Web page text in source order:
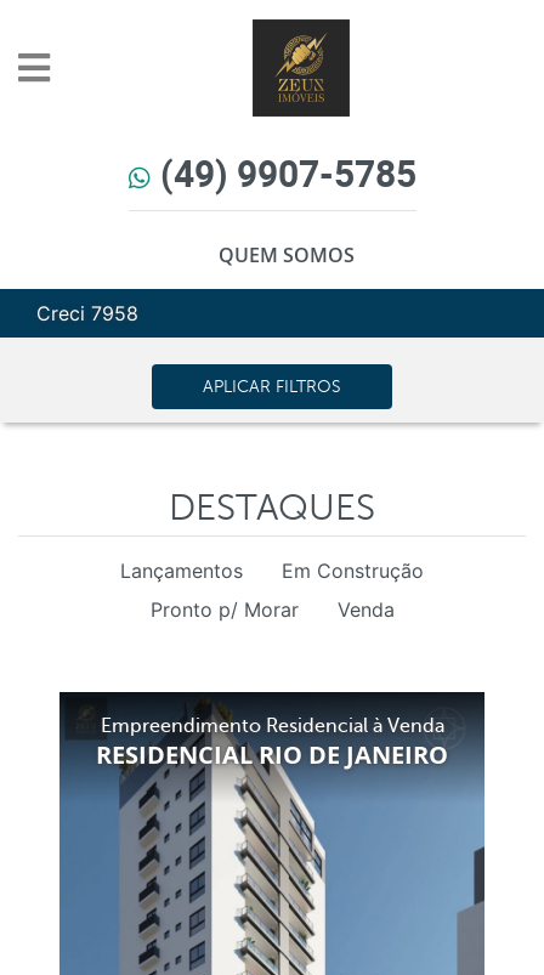
(49) 9907-5785
QUEM SOMOS
Creci 7958
APLICAR FILTROS
DESTAQUES
Lançamentos
Em Construção
Pronto p/ Morar
Venda
Empreendimento Residencial à Venda
RESIDENCIAL RIO DE JANEIRO